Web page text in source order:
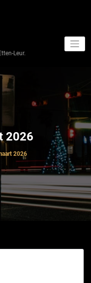
Leur.
2026
2026